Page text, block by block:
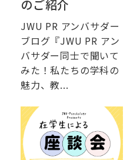
のご紹介
JWU PR アンバサダー
ブログ『JWU PR アン
バサダー同士で聞いて
みた！私たちの学科の
魅力、教...